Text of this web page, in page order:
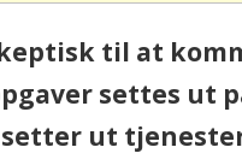
til at
settes ut
setter ut